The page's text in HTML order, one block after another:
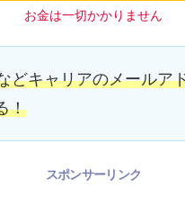
お金は一切かかりません
どキャリアのメールア
！
スポンサーリンク